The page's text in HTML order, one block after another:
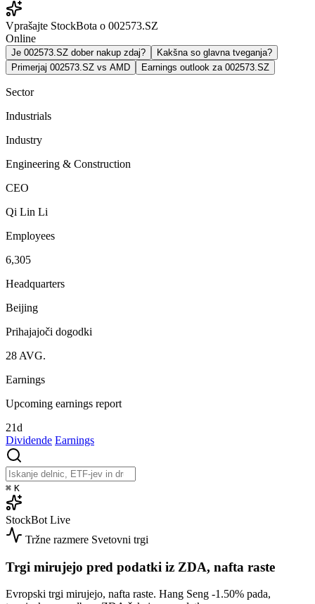
Vprašajte StockBota o 002573.SZ
Online
Je 002573.SZ dober nakup zdaj?
Kakšna so glavna tveganja?
Primerjaj 002573.SZ vs AMD
Earnings outlook za 002573.SZ
Sector
Industrials
Industry
Engineering & Construction
CEO
Qi Lin Li
Employees
6,305
Headquarters
Beijing
Prihajajoči dogodki
28 AVG.
Earnings
Upcoming earnings report
21d
Dividende Earnings
⌘ K
StockBot Live
Tržne razmere Svetovni trgi
Trgi mirujejo pred podatki iz ZDA, nafta raste
Evropski trgi mirujejo, nafta raste. Hang Seng -1.50% pada,